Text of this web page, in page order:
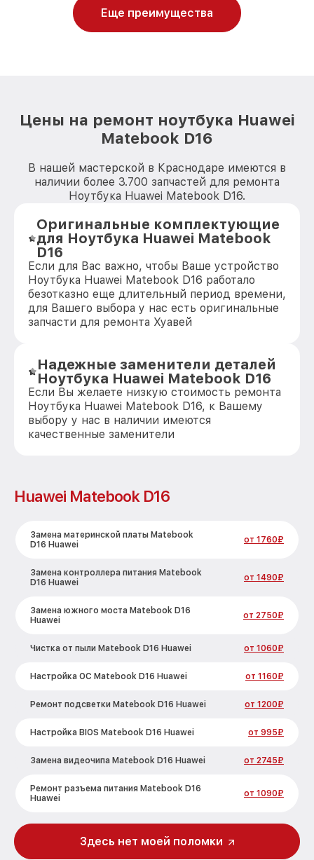
Еще преимущества
Цены на ремонт ноутбука Huawei
Matebook D16
В нашей мастерской в Краснодаре имеются в
наличии более 3.700 запчастей для ремонта
Ноутбука Huawei Matebook D16.
Оригинальные комплектующие
для Ноутбука Huawei Matebook
D16
Если для Вас важно, чтобы Ваше устройство
Ноутбука Huawei Matebook D16 работало
безотказно еще длительный период времени,
для Вашего выбора у нас есть оригинальные
запчасти для ремонта Хуавей
Надежные заменители деталей
Ноутбука Huawei Matebook D16
Если Вы желаете низкую стоимость ремонта
Ноутбука Huawei Matebook D16, к Вашему
выбору у нас в наличии имеются
качественные заменители
Huawei Matebook D16
Замена материнской платы Matebook
D16 Huawei
от 1760₽
Замена контроллера питания Matebook
D16 Huawei
от 1490₽
Замена южного моста Matebook D16
Huawei
от 2750₽
Чистка от пыли Matebook D16 Huawei от 1060₽
Настройка ОС Matebook D16 Huawei от 1160₽
Ремонт подсветки Matebook D16 Huawei от 1200₽
Настройка BIOS Matebook D16 Huawei от 995₽
Замена видеочипа Matebook D16 Huawei от 2745₽
Ремонт разъема питания Matebook D16
Huawei
от 1090₽
Замена видеокарты Matebook D16
Здесь нет моей поломки